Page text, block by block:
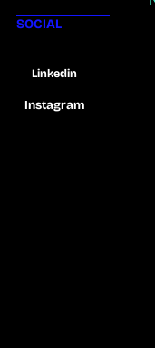
SOCIAL
Linkedin
Instagram